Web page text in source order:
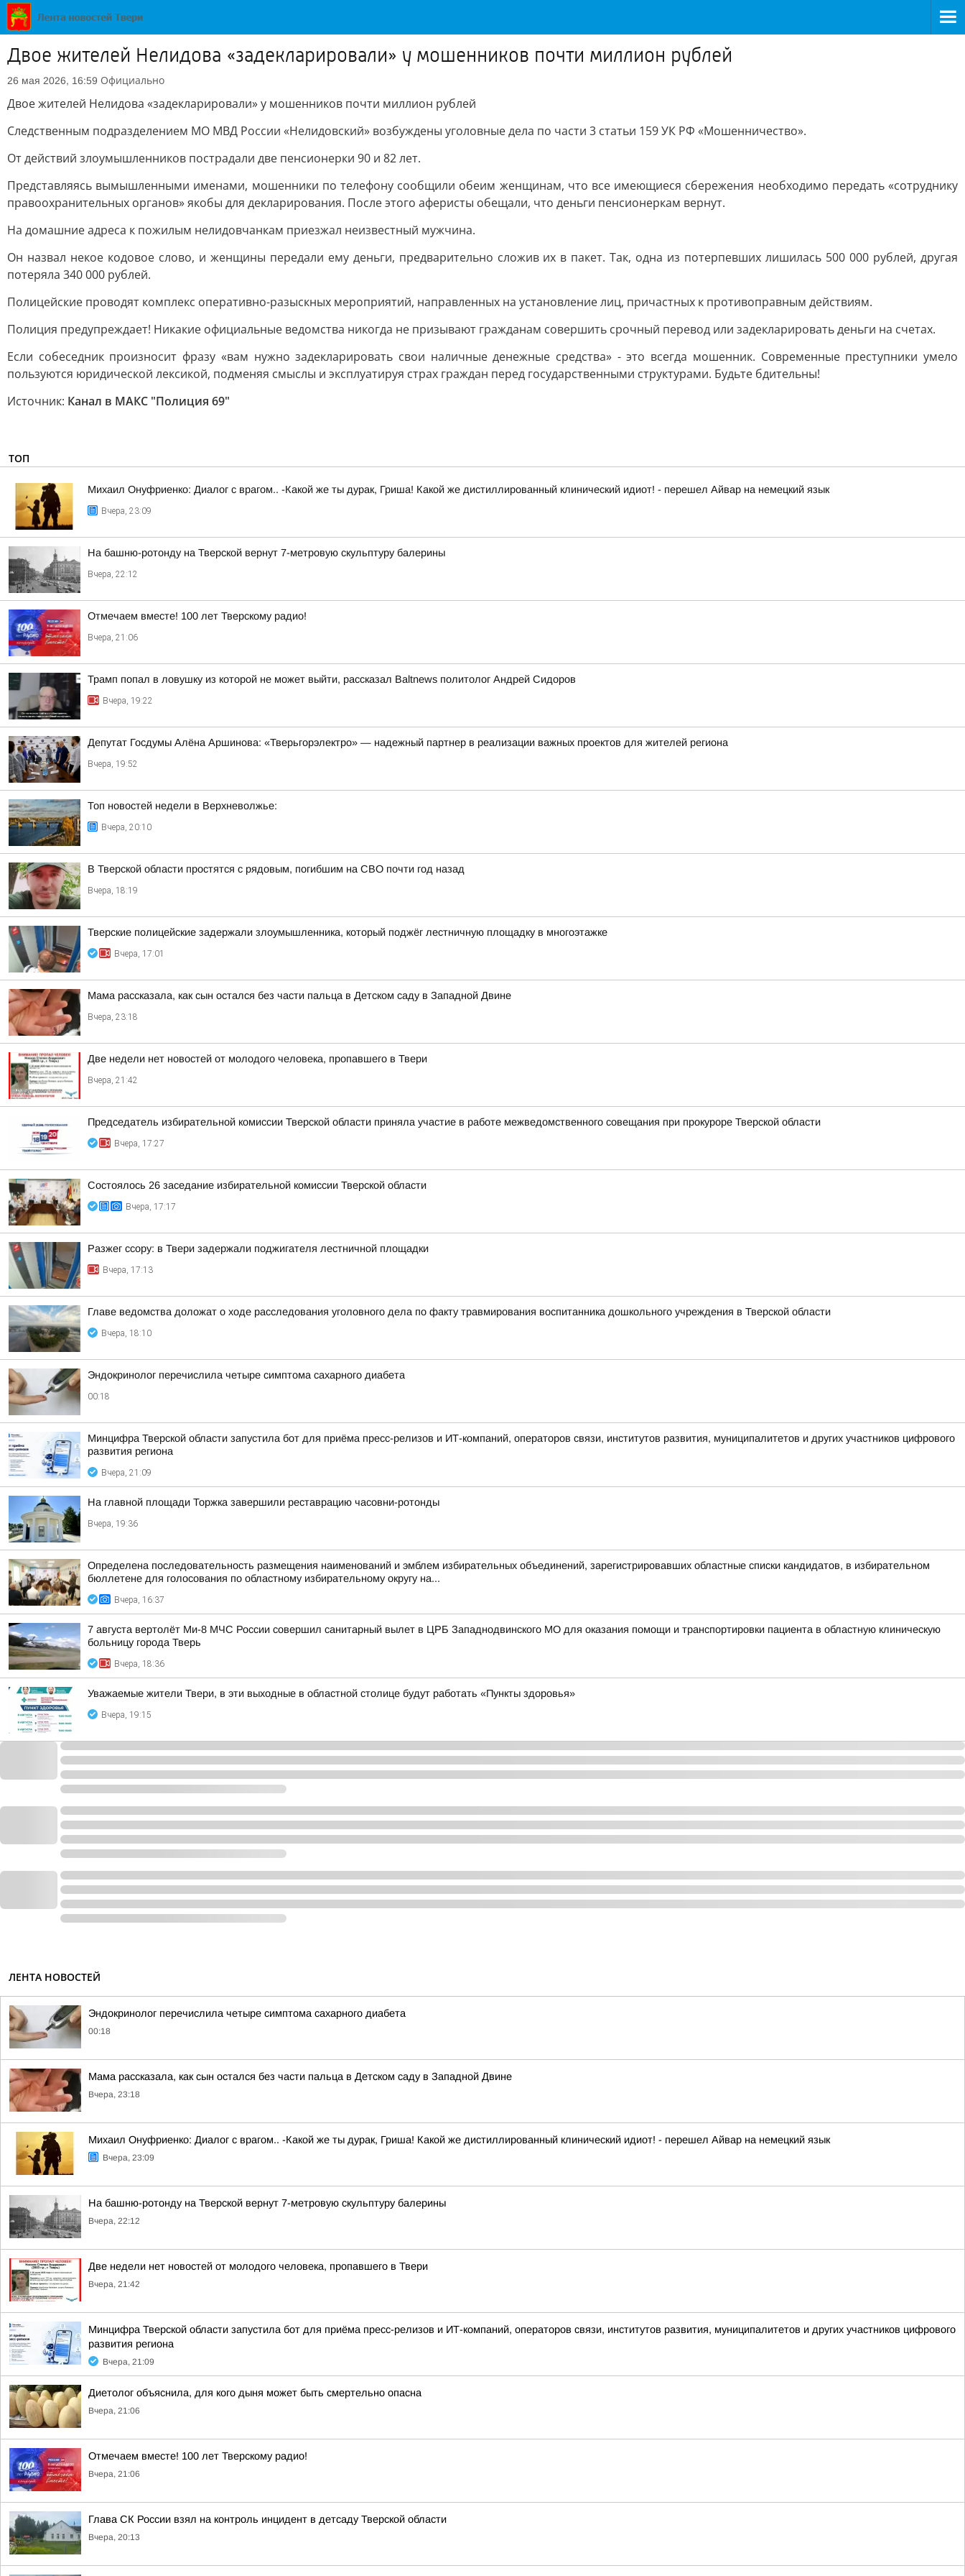
Двое жителей Нелидова «задекларировали» у мошенников почти миллион рублей
26 мая 2026, 16:59 Официально
Двое жителей Нелидова «задекларировали» у мошенников почти миллион рублей
Следственным подразделением МО МВД России «Нелидовский» возбуждены уголовные дела по части 3 статьи 159 УК РФ «Мошенничество».
От действий злоумышленников пострадали две пенсионерки 90 и 82 лет.
Представляясь вымышленными именами, мошенники по телефону сообщили обеим женщинам, что все имеющиеся сбережения необходимо передать «сотруднику
правоохранительных органов» якобы для декларирования. После этого аферисты обещали, что деньги пенсионеркам вернут.
На домашние адреса к пожилым нелидовчанкам приезжал неизвестный мужчина.
Он назвал некое кодовое слово, и женщины передали ему деньги, предварительно сложив их в пакет. Так, одна из потерпевших лишилась 500 000 рублей, другая
потеряла 340 000 рублей.
Полицейские проводят комплекс оперативно-разыскных мероприятий, направленных на установление лиц, причастных к противоправным действиям.
Полиция предупреждает! Никакие официальные ведомства никогда не призывают гражданам совершить срочный перевод или задекларировать деньги на счетах.
Если собеседник произносит фразу «вам нужно задекларировать свои наличные денежные средства» - это всегда мошенник. Современные преступники умело
пользуются юридической лексикой, подменяя смыслы и эксплуатируя страх граждан перед государственными структурами. Будьте бдительны!
Источник: Канал в МАКС "Полиция 69"
ТОП
Михаил Онуфриенко: Диалог с врагом.. -Какой же ты дурак, Гриша! Какой же дистиллированный клинический идиот! - перешел Айвар на немецкий язык
Вчера, 23:09
На башню-ротонду на Тверской вернут 7-метровую скульптуру балерины
Вчера, 22:12
Отмечаем вместе! 100 лет Тверскому радио!
Вчера, 21:06
Трамп попал в ловушку из которой не может выйти, рассказал Baltnews политолог Андрей Сидоров
Вчера, 19:22
Депутат Госдумы Алёна Аршинова: «Тверьгорэлектро» — надежный партнер в реализации важных проектов для жителей региона
Вчера, 19:52
Топ новостей недели в Верхневолжье:
Вчера, 20:10
В Тверской области простятся с рядовым, погибшим на СВО почти год назад
Вчера, 18:19
Тверские полицейские задержали злоумышленника, который поджёг лестничную площадку в многоэтажке
Вчера, 17:01
Мама рассказала, как сын остался без части пальца в Детском саду в Западной Двине
Вчера, 23:18
Две недели нет новостей от молодого человека, пропавшего в Твери
Вчера, 21:42
Председатель избирательной комиссии Тверской области приняла участие в работе межведомственного совещания при прокуроре Тверской области
Вчера, 17:27
Состоялось 26 заседание избирательной комиссии Тверской области
Вчера, 17:17
Разжег ссору: в Твери задержали поджигателя лестничной площадки
Вчера, 17:13
Главе ведомства доложат о ходе расследования уголовного дела по факту травмирования воспитанника дошкольного учреждения в Тверской области
Вчера, 18:10
Эндокринолог перечислила четыре симптома сахарного диабета
00:18
Минцифра Тверской области запустила бот для приёма пресс-релизов и ИТ-компаний, операторов связи, институтов развития, муниципалитетов и других участников цифрового
развития региона
Вчера, 21:09
На главной площади Торжка завершили реставрацию часовни-ротонды
Вчера, 19:36
Определена последовательность размещения наименований и эмблем избирательных объединений, зарегистрировавших областные списки кандидатов, в избирательном
бюллетене для голосования по областному избирательному округу на...
Вчера, 16:37
7 августа вертолёт Ми-8 МЧС России совершил санитарный вылет в ЦРБ Западнодвинского МО для оказания помощи и транспортировки пациента в областную клиническую
больницу города Тверь
Вчера, 18:36
Уважаемые жители Твери, в эти выходные в областной столице будут работать «Пункты здоровья»
Вчера, 19:15
ЛЕНТА НОВОСТЕЙ
Эндокринолог перечислила четыре симптома сахарного диабета
00:18
Мама рассказала, как сын остался без части пальца в Детском саду в Западной Двине
Вчера, 23:18
Михаил Онуфриенко: Диалог с врагом.. -Какой же ты дурак, Гриша! Какой же дистиллированный клинический идиот! - перешел Айвар на немецкий язык
Вчера, 23:09
На башню-ротонду на Тверской вернут 7-метровую скульптуру балерины
Вчера, 22:12
Две недели нет новостей от молодого человека, пропавшего в Твери
Вчера, 21:42
Минцифра Тверской области запустила бот для приёма пресс-релизов и ИТ-компаний, операторов связи, институтов развития, муниципалитетов и других участников цифрового
развития региона
Вчера, 21:09
Диетолог объяснила, для кого дыня может быть смертельно опасна
Вчера, 21:06
Отмечаем вместе! 100 лет Тверскому радио!
Вчера, 21:06
Глава СК России взял на контроль инцидент в детсаду Тверской области
Вчера, 20:13